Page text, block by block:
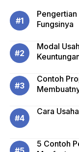
Fungsinya
Modal
Contoh
Cara
5 Contoh